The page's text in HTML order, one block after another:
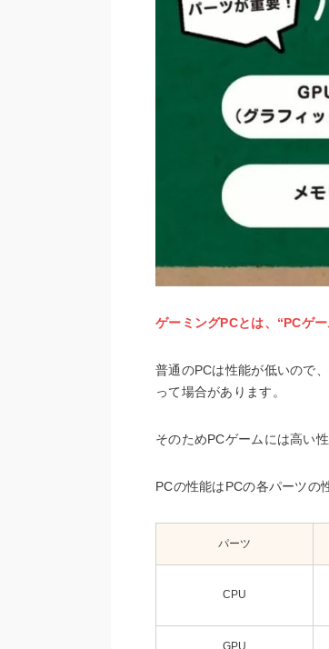
ゲーミングPCとは、“PCゲ
普通のPCは性能が低いので
って場合があります。
そのためPCゲームには高い
PCの性能はPCの各パーツの
パーツ
CPU
GPU